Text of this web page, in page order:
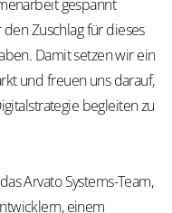
gespannt
den Zuschlag für dieses
Damit setzen wir ein
und freuen uns darauf,
begleiten zu
Arvato Systems-Team,
einem